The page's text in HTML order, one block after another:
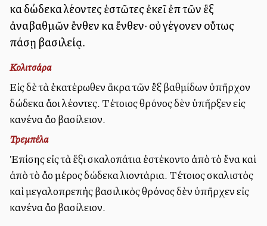
καὶ δώδεκα λέοντες ἑστῶτες ἐκεῖ ἐπὶ τῶν ἓξ
ἀναβαθμῶν ἔνθεν καὶ ἔνθεν· οὐ γέγονεν οὕτως
πάσῃ βασιλείᾳ.
Κολιτσάρα
Εἰς δὲ τὰ ἑκατέρωθεν ἄκρα τῶν ἓξ βαθμίδων ὑπῆρχον
δώδεκα ἄλλοι λέοντες. Τέτοιος θρόνος δὲν ὑπῆρξεν εἰς
κανένα ἄλλο βασίλειον.
Τρεμπέλα
Ἐπίσης εἰς τὰ ἕξι σκαλοπάτια ἐστέκοντο ἀπὸ τὸ ἕνα καὶ
ἀπὸ τὸ ἄλλο μέρος δώδεκα λιοντάρια. Τέτοιος σκαλιστὸς
καὶ μεγαλοπρεπὴς βασιλικὸς θρόνος δὲν ὑπῆρχεν εἰς
κανένα ἄλλο βασίλειον.